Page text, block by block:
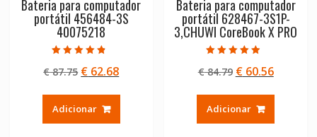
Bateria para computador
portátil 456484-3S
40075218
4.50
de 5
€87.75 O
original
era:
€ 62.68O
Adicionar
Bateria para computador
portátil 628467-3S1P-
3,CHUWI CoreBook X PRO
4.50
de 5
€84.79 O
original
era:
€60.56O
Adicionar